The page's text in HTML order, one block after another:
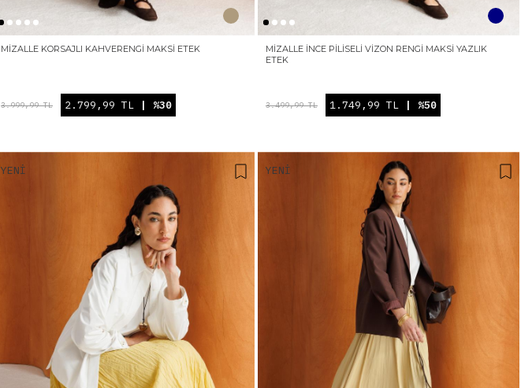
MIZALLE KORSAJLI KAHVERENGI MAKSI ETEK
3.999,99 TL 2.799,99 TL | %30
MIZALLE İNCE PILISELI VIZON RENGI MAKSI YAZLIK
ETEK
3.499,99 TL 1.749,99 TL | %50
YENI YENI